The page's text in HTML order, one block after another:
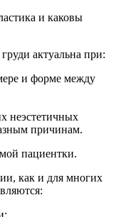
и каковы
актуальна при:
и форме между
неэстетичных
причинам.
пациентки.
как и для многих